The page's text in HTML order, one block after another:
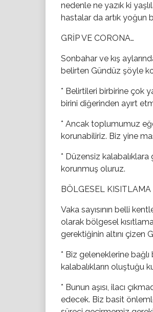
nedenle ne yazık ki
hastalar da artık yoğun
GRİP VE CORONA…
Sonbahar ve kış
belirten Gündüz şöyle
* Belirtileri birbirine çok
birini diğerinden ayırt
* Ancak toplumumuz
korunabiliriz. Biz yine
* Düzensiz
korunmuş oluruz.
BÖLGESEL KISITLAMA
Vaka sayısının belli
olarak bölgesel
gerektiğinin altını çizen
* Biz geleneklerine
kalabalıkların oluştuğu
* Bunun aşısı, ilacı
edecek. Biz basit